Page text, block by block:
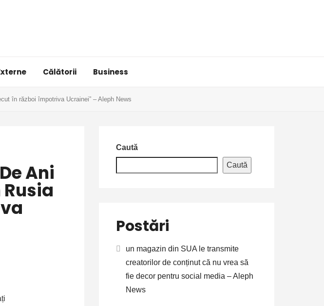
Călătorii Business
în război împotriva Ucrainei” – Aleph News
Ani
Caută
Caută
Postări
un magazin din SUA le transmite
creatorilor de conținut că nu vrea să
fie decor pentru social media – Aleph
News